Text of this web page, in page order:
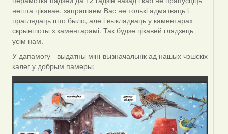
нешта цікавае, запрашаем Вас не толькі адматваць і
праглядаць што было, але і выкладваць у каментарах
скрыншоты з каментарамі. Так будзе цікавей глядзець
усім нам.
У дапамогу - выдатны міні-вызначальнік ад нашых чэшскіх
калег у добрым памеры: